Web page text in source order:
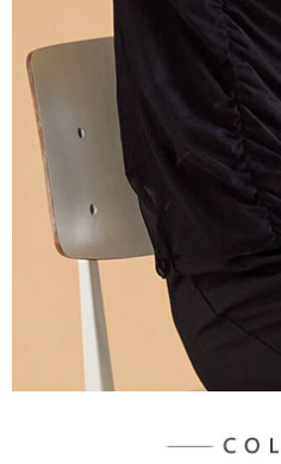
由本公司與您本人進行分期帳單所需資
3.完整用戶服務條款，請詳閱以下連結
是否繳費成功／繳費後需取消欲退款
客戶支援中心」
https://
【注意事項】
１．透過由恩沛科技股份有限公司提供
易，需依本服務之必要範圍內提供個
權轉讓予恩沛科技股份有限公司。
２．關於個人資料處理事宜，請瀏覽以
https://aftee.tw/terms/#terms3
３．未成年的使用者請事先徵得法定代
「AFTEE先享後付」，若未經同意申
任。
４．使用「AFTEE先享後付」時，將
時審查核予不同之上限額度；若仍有額
請求用戶進行身份認證。
５．嚴禁一人註冊多個帳號或使用他人
恩沛科技股份有限公司將有權停止該用
每筆NT$60，滿NT$1,500(含以上)
7-11取貨付款
每筆NT$60，滿NT$1,500(含以上)
7-11純取貨
每筆NT$60，滿NT$1,500(含以上)
宅配
每筆NT$90，滿NT$1,500(含以上)